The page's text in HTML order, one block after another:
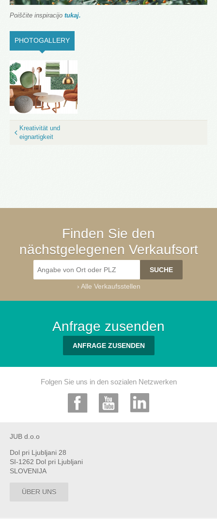
Poiščite inspiracijo tukaj.
PHOTOGALLERY
Kreativität und
eignartigkeit
Finden Sie den
nächstgelegenen Verkaufsort
› Alle Verkaufsstellen
Anfrage zusenden
ANFRAGE ZUSENDEN
Folgen Sie uns in den sozialen Netzwerken
JUB d.o.o
Dol pri Ljubljani 28
SI-1262 Dol pri Ljubljani
SLOVENIJA
ÜBER UNS